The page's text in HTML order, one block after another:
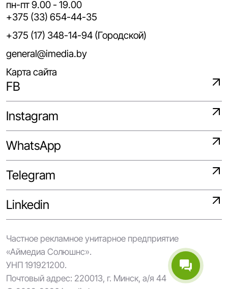
пн-пт 9.00 - 19.00
+375 (33) 654-44-35
+375 (17) 348-14-94 (Городской)
general@imedia.by
Карта сайта
FB
Instagram
WhatsApp
Telegram
Linkedin
Частное рекламное унитарное предприятие
«Аймедиа Солюшнс».
УНП 191921200.
Почтовый адрес: 220013, г. Минск, а/я 44